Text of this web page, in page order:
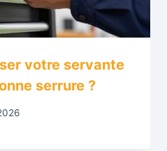
votre servante
serrure ?